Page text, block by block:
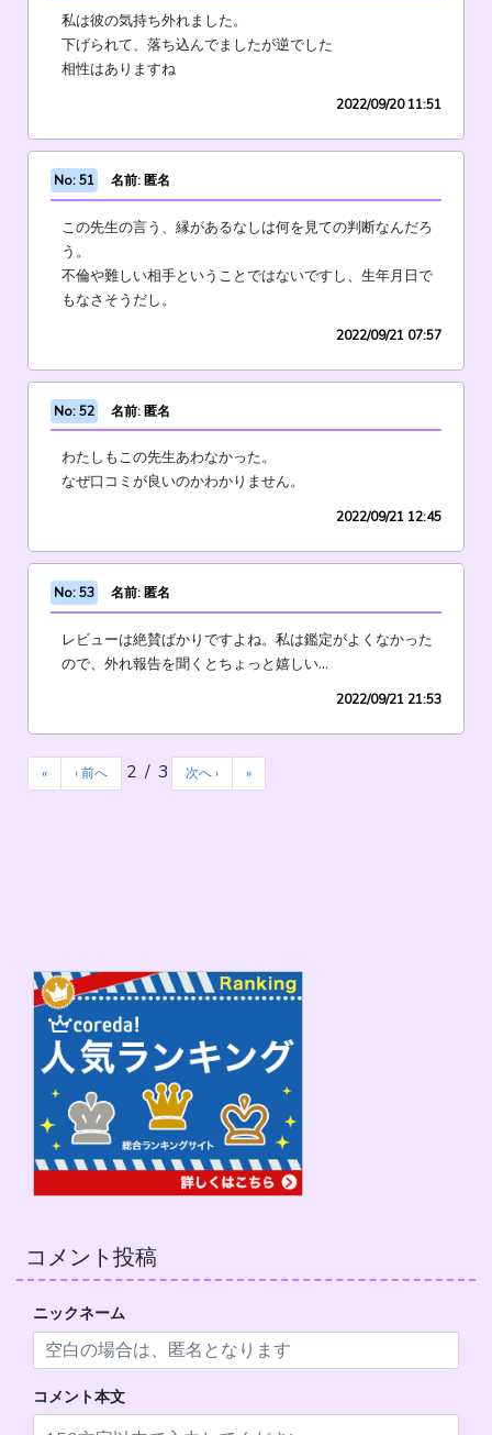
私は彼の気持ち外れました。
下げられて、落ち込んでましたが逆でした
相性はありますね
2022/09/20 11:51
No: 51 名前: 匿名
この先生の言う、縁があるなしは何を見ての判断なんだろ
う。
不倫や難しい相手ということではないですし、生年月日で
もなさそうだし。
2022/09/21 07:57
No: 52 名前: 匿名
わたしもこの先生あわなかった。
なぜ口コミが良いのかわかりません。
2022/09/21 12:45
No: 53 名前: 匿名
レビューは絶賛ばかりですよね。私は鑑定がよくなかった
ので、外れ報告を聞くとちょっと嬉しい…
2022/09/21 21:53
« ‹ 前へ 2 / 3 次へ › »
コメント投稿
ニックネーム
コメント本文